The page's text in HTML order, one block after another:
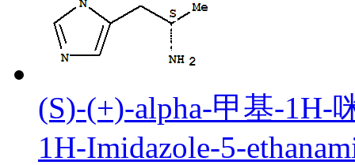
(S)-(+)-alpha-甲基-1H-
1H-Imidazole-5-